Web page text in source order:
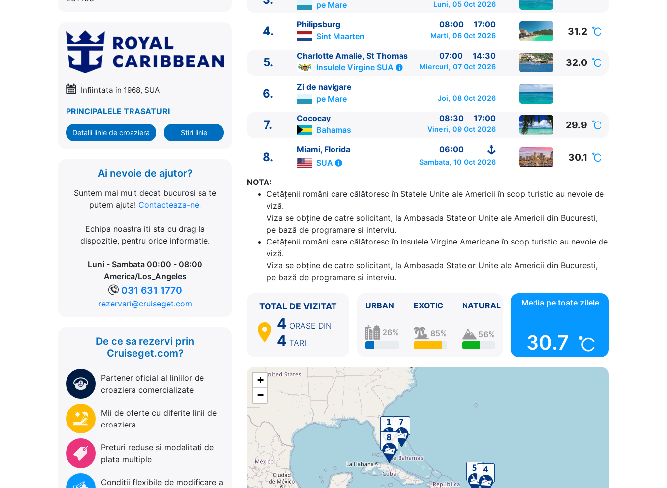
Infiintata in 1968, SUA
PRINCIPALELE TRASATURI
Detalii linie de croaziera Stiri linie
Ai nevoie de ajutor?
Suntem mai mult decat bucurosi sa te
putem ajuta! Contacteaza-ne!
Echipa noastra iti sta cu drag la
dispozitie, pentru orice informatie.
Luni - Sambata 00:00 - 08:00
America/Los_Angeles
031 631 1770
rezervari@cruiseget.com
De ce sa rezervi prin
Cruiseget.com?
Partener oficial al liniilor de
croaziera comercializate
Mii de oferte cu diferite linii de
croaziera
Preturi reduse si modalitati de
plata multiple
Conditii flexibile de modificare a
ITINERARIU
Ziua | Portul | Sosire - Plecare
Miami, Florida SUA
Zi de navigare pe Mare
4. Philipsburg Sint Maarten
Charlotte Amalie, St Thomas Insulele Virgine SUA 07:00 -
14:30
Zi de navigare pe Mare 0:00 - 0:00
Cococay
Miami, Florida SUA 06:00 - ⚓
pe Mare
Luni, 05 Oct 2026
4. Philipsburg 08:00
17:00
Sint Maarten
Marti, 06 Oct 2026 31.2
5. Charlotte Amalie, St Thomas 07:00
14:30
Insulele Virgine SUA
Miercuri, 07 Oct 2026 32.0
6.
Zi de navigare
pe Mare
Joi, 08 Oct 2026
7. Cococay 08:30
17:00
Bahamas
Vineri, 09 Oct 2026 29.9
8.
Miami, Florida
06:00
SUA
Sambata, 10 Oct 2026 30.1
NOTA:
Cetăţenii români care călătoresc în Statele Unite ale Americii în scop turistic au nevoie de
viză.
Viza se obține de catre solicitant, la Ambasada Statelor Unite ale Americii din Bucuresti,
pe bază de programare si interviu.
Cetăţenii români care călătoresc în Insulele Virgine Americane în scop turistic au nevoie de
viză.
Viza se obține de catre solicitant, la Ambasada Statelor Unite ale Americii din Bucuresti,
pe bază de programare si interviu.
TOTAL DE VIZITAT
4 ORASE DIN
4 TARI
URBAN
26%
EXOTIC
85%
NATURAL
56%
Media pe toate zilele
30.7
+
−